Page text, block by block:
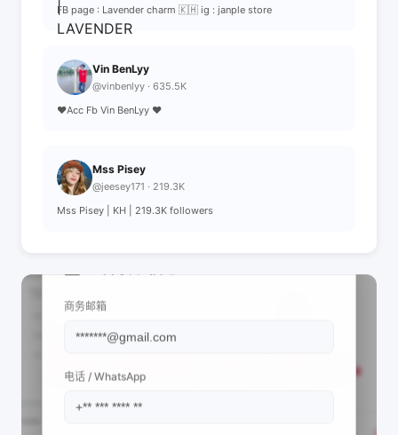
FB page : Lavender charm 🇰🇭 ig : janple store
Vin BenLyy
@vinbenlyy · 635.5K
❤️Acc Fb Vin BenLyy ❤️
Mss Pisey
@jeesey171 · 219.3K
Mss Pisey | KH | 219.3K followers
商务邮箱
电话 / WhatsApp